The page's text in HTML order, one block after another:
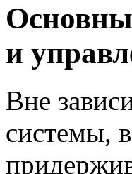
и
Вне
системы,